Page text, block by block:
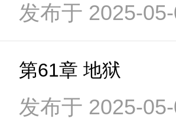
发布于 2025-
第61章 地狱
发布于 2025-